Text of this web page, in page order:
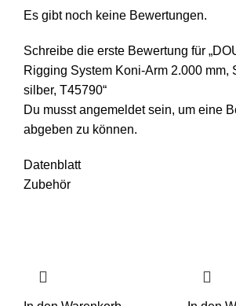
Es gibt noch keine Bewertungen.
Schreibe die erste Bewertung für
Rigging System Koni-Arm 2.000 mm,
silber, T45790“
Du musstangemeldetsein, um eine
abgeben zu können.
Datenblatt
Zubehör